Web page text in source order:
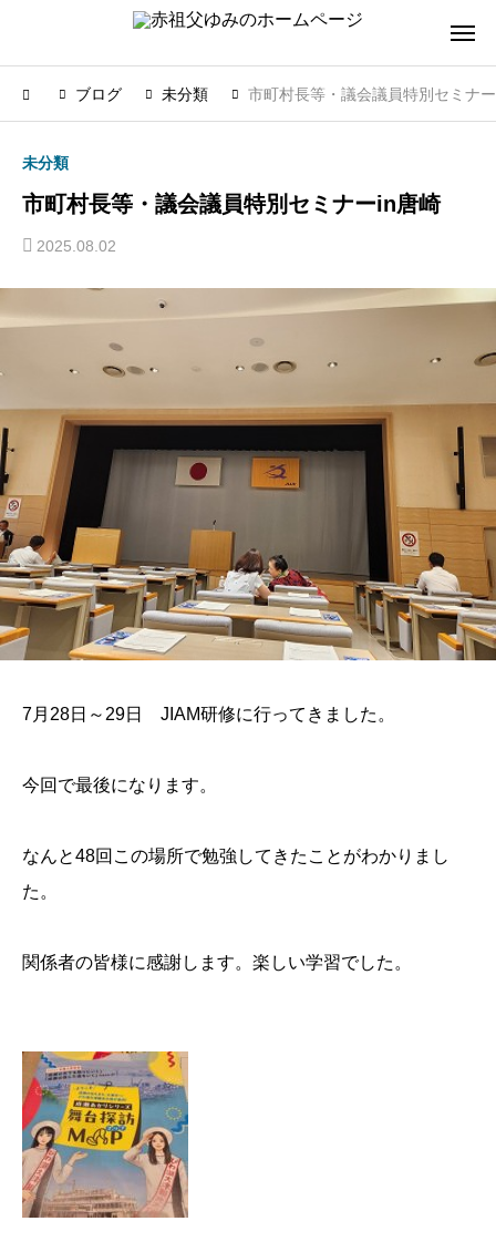
ブログ 未分類 市町村長等・議会議員特別セミナ
未分類
市町村長等・議会議員特別セミナーin唐崎
2025.08.02
7月28日～29日 JIAM研修に行ってきました。
今回で最後になります。
なんと48回この場所で勉強してきたことがわかりまし
た。
関係者の皆様に感謝します。楽しい学習でした。